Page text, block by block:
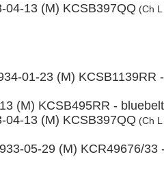
04-13 (M) KCSB397QQ (Ch
01-23 (M) KCSB1139RR -
(M) KCSB495RR -
04-13 (M) KCSB397QQ (Ch
05-29 (M) KCR49676/33